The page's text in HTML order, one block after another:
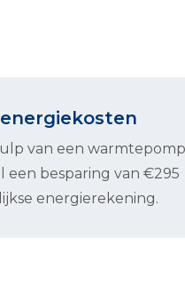
van een warmtepomp
een besparing van €295
energierekening.